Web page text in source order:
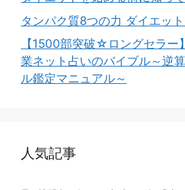
タンパク質8つの力 ダイエッ
【1500部突破☆ロングセラー
業ネット占いのバイブル～逆
ル鑑定マニュアル～
人気記事